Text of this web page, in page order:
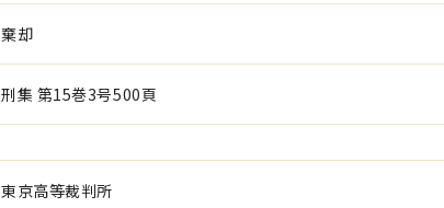
棄却
刑集 第15巻3号500頁
東京高等裁判所